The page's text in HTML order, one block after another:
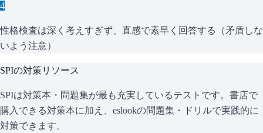
4
性格検査は深く考えすぎず、直感で素早く回答する（矛盾しな
いよう注意）
SPIの対策リソース
SPIは対策本・問題集が最も充実しているテストです。書店で
購入できる対策本に加え、eslookの問題集・ドリルで実践的に
対策できます。